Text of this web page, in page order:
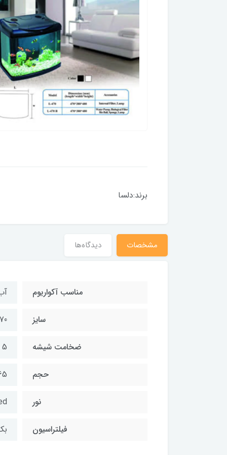
برند:دلسا
مشخصات دیدگاه‌ها
مناسب آکواریوم
سایز
ضخامت شیشه 5 میل
حجم 65
نور
فیلتراسیون